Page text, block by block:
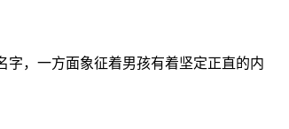
，一方面象征着男孩有着坚定正直的内